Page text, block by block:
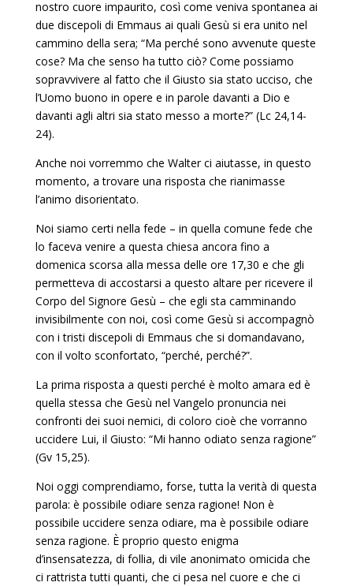
nostro cuore impaurito, così come veniva spontanea ai
due discepoli di Emmaus ai quali Gesù si era unito nel
cammino della sera; “Ma perché sono avvenute queste
cose? Ma che senso ha tutto ciò? Come possiamo
sopravvivere al fatto che il Giusto sia stato ucciso, che
l’Uomo buono in opere e in parole davanti a Dio e
davanti agli altri sia stato messo a morte?” (Lc 24,14-
24).
Anche noi vorremmo che Walter ci aiutasse, in questo
momento, a trovare una risposta che rianimasse
l’animo disorientato.
Noi siamo certi nella fede – in quella comune fede che
lo faceva venire a questa chiesa ancora fino a
domenica scorsa alla messa delle ore 17,30 e che gli
permetteva di accostarsi a questo altare per ricevere il
Corpo del Signore Gesù – che egli sta camminando
invisibilmente con noi, così come Gesù si accompagnò
con i tristi discepoli di Emmaus che si domandavano,
con il volto sconfortato, “perché, perché?”.
La prima risposta a questi perché è molto amara ed è
quella stessa che Gesù nel Vangelo pronuncia nei
confronti dei suoi nemici, di coloro cioè che vorranno
uccidere Lui, il Giusto: “Mi hanno odiato senza ragione”
(Gv 15,25).
Noi oggi comprendiamo, forse, tutta la verità di questa
parola: è possibile odiare senza ragione! Non è
possibile uccidere senza odiare, ma è possibile odiare
senza ragione. È proprio questo enigma
d’insensatezza, di follia, di vile anonimato omicida che
ci rattrista tutti quanti, che ci pesa nel cuore e che ci